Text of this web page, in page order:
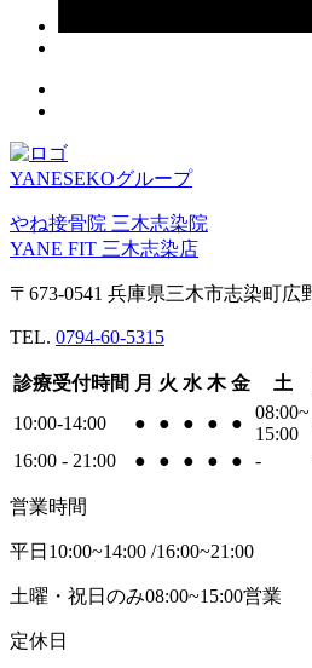
YANESEKOグループ
やね接骨院 三木志染院
YANE FIT 三木志染店
〒673-0541 兵庫県三木市志染町広
TEL. 0794-60-5315
診療受付時間 月 火 水 木 金 土
10:00-14:00
● ● ● ● ●
08:00~
15:00
16:00 - 21:00
● ● ● ● ● -
営業時間
平日10:00~14:00 /16:00~21:00
土曜・祝日のみ08:00~15:00営業
定休日